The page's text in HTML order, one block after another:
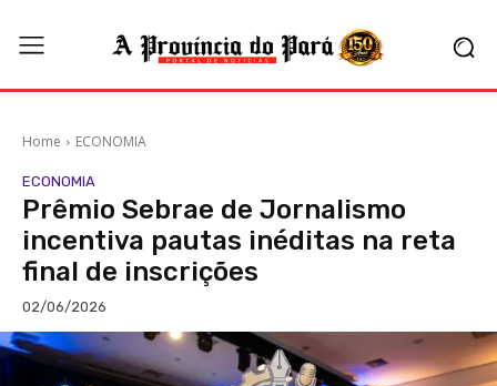
Home ECONOMIA
ECONOMIA
Prêmio Sebrae de Jornalismo
incentiva pautas inéditas na reta
final de inscrições
02/06/2026